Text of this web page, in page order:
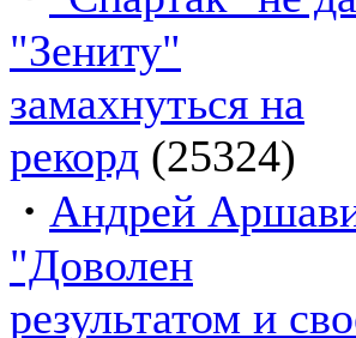
"Зениту"
замахнуться на
рекорд (25324)
· Андрей
"Доволен
результатом и